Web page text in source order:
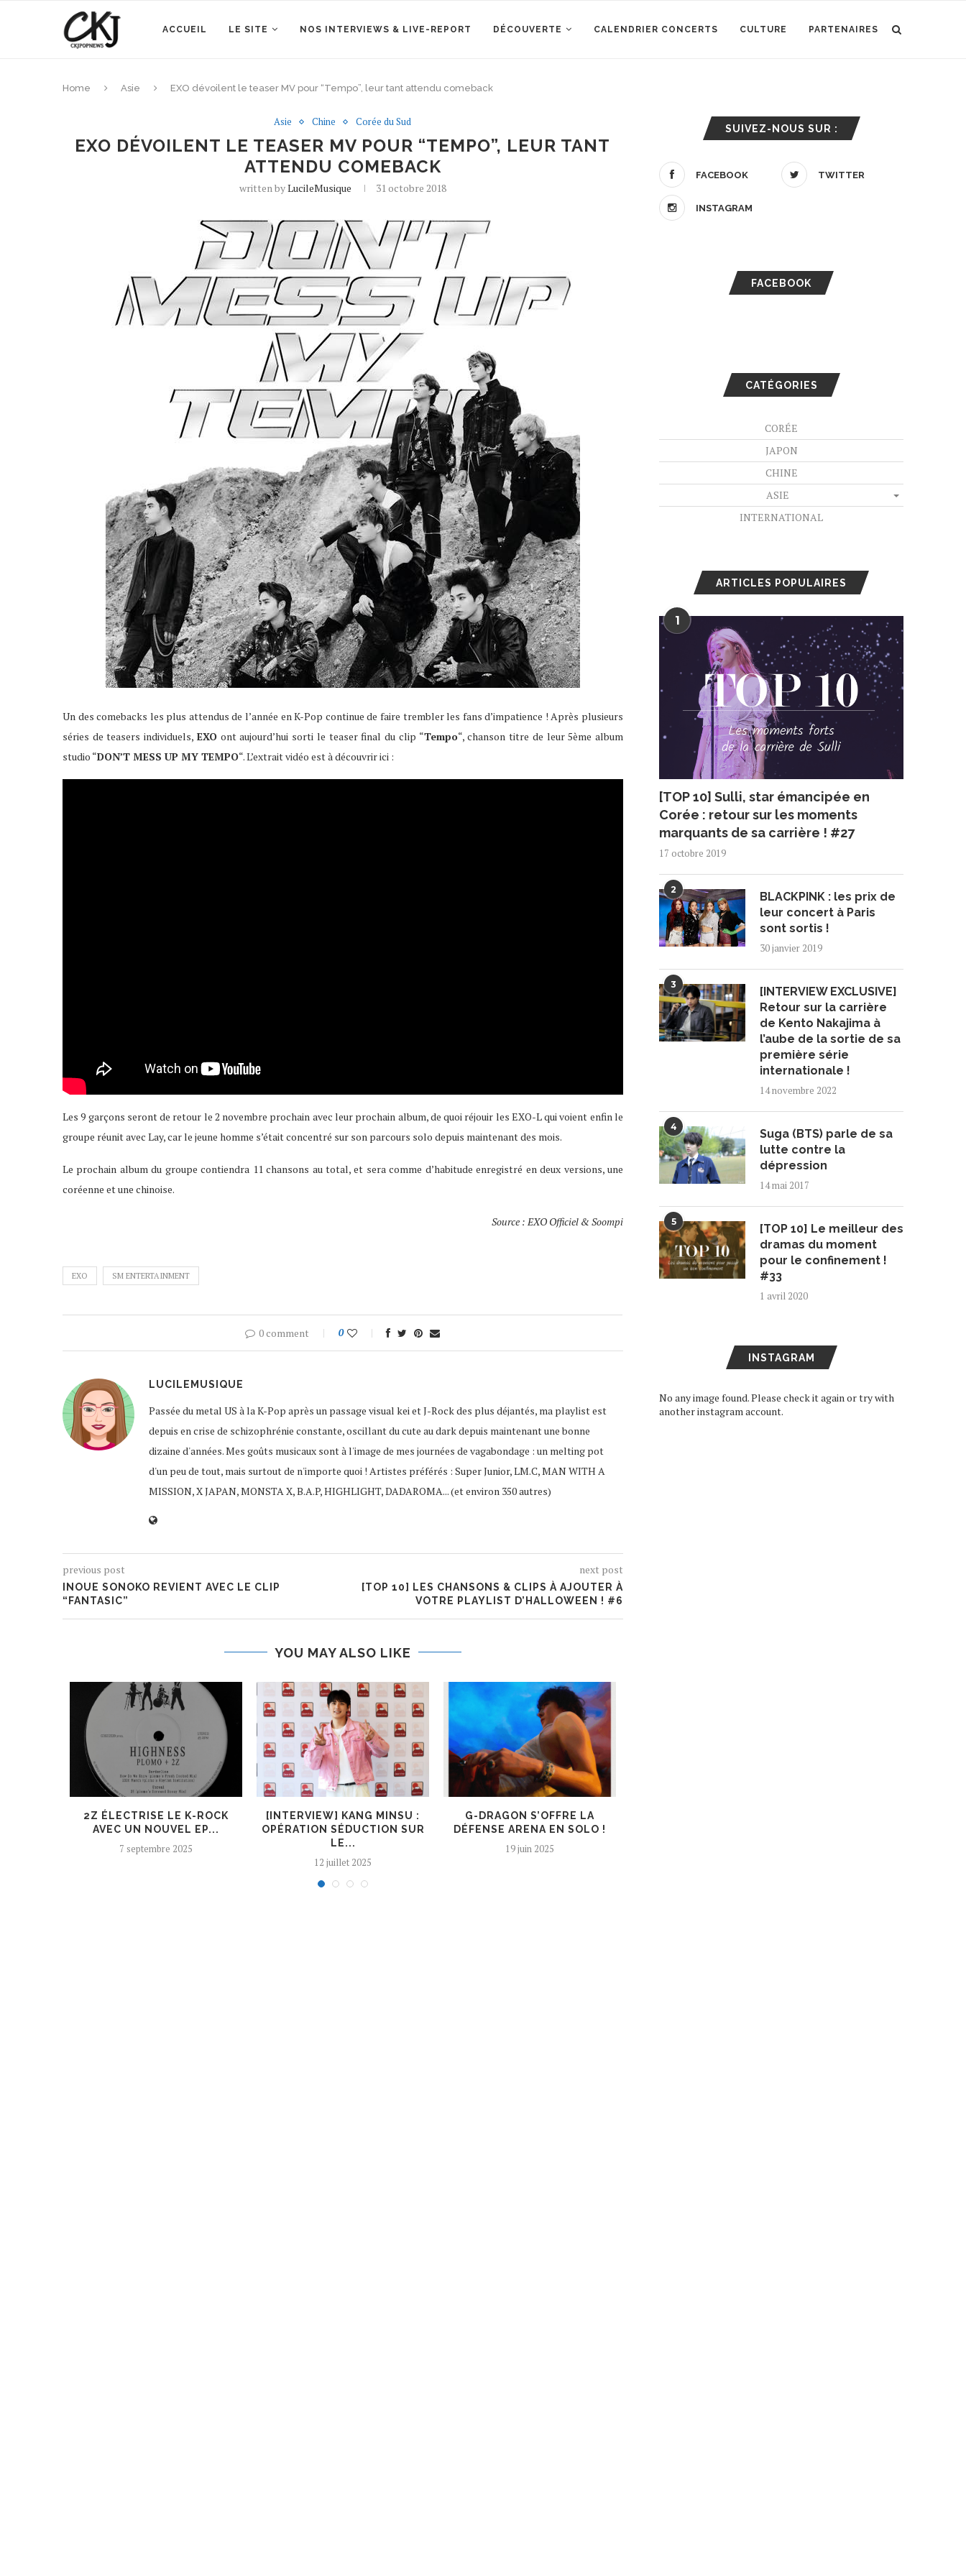
ACCUEIL LE SITE NOS INTERVIEWS & LIVE-REPORT DÉCOUVERTE CALENDRIER CONCERTS CULTURE PARTENAIRES
Home Asie EXO dévoilent le teaser MV pour “Tempo”, leur tant attendu comeback
Asie Chine Corée du Sud
EXO DÉVOILENT LE TEASER MV POUR “TEMPO”, LEUR TANT
ATTENDU COMEBACK
written byLucileMusique 31 octobre 2018
Un des comebacks les plus attendus de l’année en K-Pop continue de faire trembler les fans d’impatience ! Après plusieurs
séries de teasers individuels, EXOont aujourd’hui sorti le teaser final du clip “Tempo“, chanson titre de leur 5ème album
studio “DON’T MESS UP MY TEMPO“. L’extrait vidéo est à découvrir ici :
Les 9 garçons seront de retour le 2 novembre prochain avec leur prochain album, de quoi réjouir les EXO-L qui voient enfin le
groupe réunit avec Lay, car le jeune homme s’était concentré sur son parcours solo depuis maintenant des mois.
Le prochain album du groupe contiendra 11 chansons au total, et sera comme d’habitude enregistré en deux versions, une
coréenne et une chinoise.
Source : EXO Officiel & Soompi
EXO SM ENTERTAINMENT
0 comment 0
LUCILEMUSIQUE
Passée du metal US à la K-Pop après un passage visual kei et J-Rock des plus déjantés, ma playlist est
depuis en crise de schizophrénie constante, oscillant du cute au dark depuis maintenant une bonne
dizaine d'années. Mes goûts musicaux sont à l'image de mes journées de vagabondage : un melting pot
d'un peu de tout, mais surtout de n'importe quoi ! Artistes préférés : Super Junior, LM.C, MAN WITH A
MISSION, X JAPAN, MONSTA X, B.A.P, HIGHLIGHT, DADAROMA... (et environ 350 autres)
previous post
INOUE SONOKO REVIENT AVEC LE CLIP
“FANTASIC”
next post
[TOP 10] LES CHANSONS & CLIPS À AJOUTER À
VOTRE PLAYLIST D’HALLOWEEN ! #6
YOU MAY ALSO LIKE
2Z ÉLECTRISE LE K-ROCK
AVEC UN NOUVEL EP...
7 septembre 2025
[INTERVIEW] KANG MINSU :
OPÉRATION SÉDUCTION SUR
LE...
12 juillet 2025
G-DRAGON S’OFFRE LA
DÉFENSE ARENA EN SOLO !
19 juin 2025
SUIVEZ-NOUS SUR :
FACEBOOK TWITTER
INSTAGRAM
FACEBOOK
CATÉGORIES
CORÉE
JAPON
CHINE
ASIE
INTERNATIONAL
ARTICLES POPULAIRES
1
[TOP 10] Sulli, star émancipée en
Corée : retour sur les moments
marquants de sa carrière ! #27
17 octobre 2019
2
BLACKPINK : les prix de
leur concert à Paris
sont sortis !
30 janvier 2019
3
[INTERVIEW EXCLUSIVE]
Retour sur la carrière
de Kento Nakajima à
l’aube de la sortie de sa
première série
internationale !
14 novembre 2022
4
Suga (BTS) parle de sa
lutte contre la
dépression
14 mai 2017
5
[TOP 10] Le meilleur des
dramas du moment
pour le confinement !
#33
1 avril 2020
INSTAGRAM
No any image found. Please check it again or try with
another instagram account.